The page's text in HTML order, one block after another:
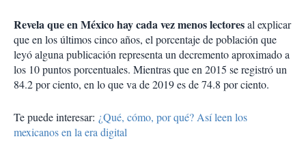
Revela que en México hay cada vez menos lectoresal explicar
que en los últimos cinco años, el porcentaje de población que
leyó alguna publicación representa un decremento aproximado a
los 10 puntos porcentuales. Mientras que en 2015 se registró un
84.2 por ciento, en lo que va de 2019 es de 74.8 por ciento.
Te puede interesar: ¿Qué, cómo, por qué? Así leen los
mexicanos en la era digital